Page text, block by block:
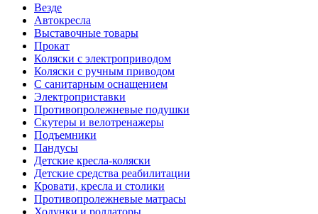
Везде
Автокресла
Выставочные товары
Прокат
Коляски с электроприводом
Коляски с ручным приводом
С санитарным оснащением
Электроприставки
Противопролежневые подушки
Скутеры и велотренажеры
Подъемники
Пандусы
Детские кресла-коляски
Детские средства реабилитации
Кровати, кресла и столики
Противопролежневые матрасы
Ходунки и роллаторы